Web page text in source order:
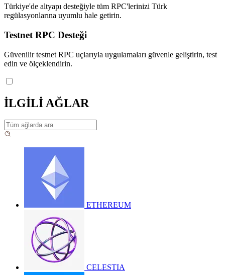
Türkiye'de altyapı desteğiyle tüm RPC'lerinizi Türk
regülasyonlarına uyumlu hale getirin.
Testnet RPC Desteği
Güvenilir testnet RPC uçlarıyla uygulamaları güvenle geliştirin, test
edin ve ölçeklendirin.
İLGİLİ AĞLAR
ETHEREUM
CELESTIA